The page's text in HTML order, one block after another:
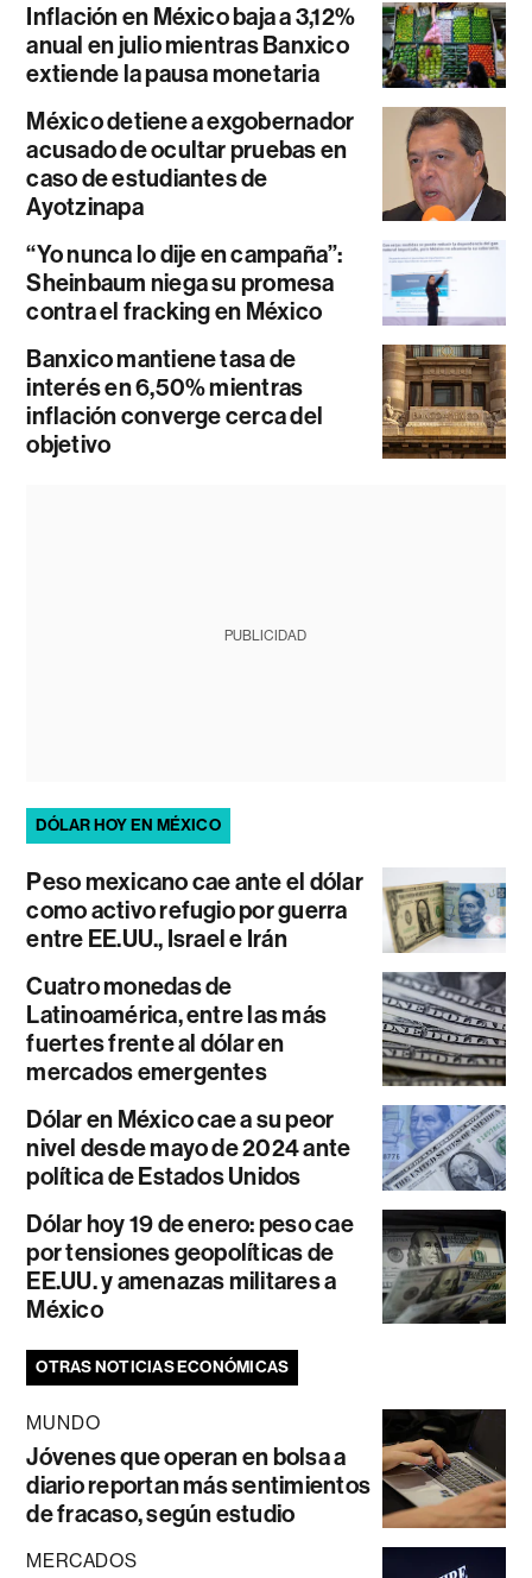
Inflación en México baja a 3,12%
anual en julio mientras Banxico
extiende la pausa monetaria
México detiene a exgobernador
acusado de ocultar pruebas en
caso de estudiantes de
Ayotzinapa
“Yo nunca lo dije en campaña”:
Sheinbaum niega su promesa
contra el fracking en México
Banxico mantiene tasa de
interés en 6,50% mientras
inflación converge cerca del
objetivo
PUBLICIDAD
DÓLAR HOY EN MÉXICO
Peso mexicano cae ante el dólar
como activo refugio por guerra
entre EE.UU., Israel e Irán
Cuatro monedas de
Latinoamérica, entre las más
fuertes frente al dólar en
mercados emergentes
Dólar en México cae a su peor
nivel desde mayo de 2024 ante
política de Estados Unidos
Dólar hoy 19 de enero: peso cae
por tensiones geopolíticas de
EE.UU. y amenazas militares a
México
OTRAS NOTICIAS ECONÓMICAS
MUNDO
Jóvenes que operan en bolsa a
diario reportan más sentimientos
de fracaso, según estudio
MERCADOS